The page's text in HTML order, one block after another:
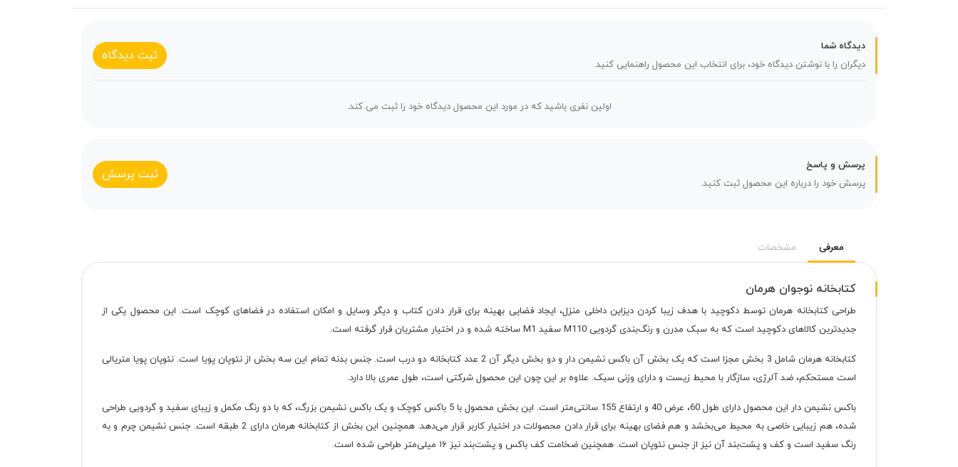
دیدگاه شما
دیگران را با نوشتن دیدگاه خود، برای انتخاب این محصول راهنمایی کنید.
ثبت دیدگاه
اولین نفری باشید که در مورد این محصول دیدگاه خود را ثبت می کند.
پرسش و پاسخ
پرسش خود را درباره این محصول ثبت کنید.
ثبت پرسش
معرفی مشخصات
کتابخانه نوجوان هرمان
طراحی کتابخانه هرمان توسط دکوچید با هدف زیبا کردن دیزاین داخلی منزل، ایجاد فضایی بهینه برای قرار دادن کتاب و دیگر وسایل و امکان استفاده در فضاهای کوچک است. این محصول یکی از
جدیدترین کالاهای دکوچید است که به سبک مدرن و رنگ‌بندی گردویی M110 سفید M1 ساخته شده و در اختیار مشتریان قرار گرفته است.
کتابخانه هرمان شامل 3 بخش مجزا است که یک بخش آن باکس نشیمن دار و دو بخش دیگر آن 2 عدد کتابخانه دو درب است. جنس بدنه تمام این سه بخش از نئوپان پویا است. نئوپان پویا متریالی
است مستحکم، ضد آلرژی، سازگار با محیط زیست و دارای وزنی سبک. علاوه بر این چون این محصول شرکتی است، طول عمری بالا دارد.
باکس نشیمن دار این محصول دارای طول 60، عرض 40 و ارتفاع 155 سانتی‌متر است. این بخش محصول با 5 باکس کوچک و یک باکس نشیمن بزرگ، که با دو رنگ مکمل و زیبای سفید و گردویی طراحی
شده، هم زیبایی خاصی به محیط می‌بخشد و هم فضای بهینه برای قرار دادن محصولات در اختیار کاربر قرار می‌دهد. همچنین این بخش از کتابخانه هرمان دارای 2 طبقه است. جنس نشیمن چرم و به
رنگ سفید است و کف و پشت‌بند آن نیز از جنس نئوپان است. همچنین ضخامت کف باکس و پشت‌بند نیز ۱۶ میلی‌متر طراحی شده است.